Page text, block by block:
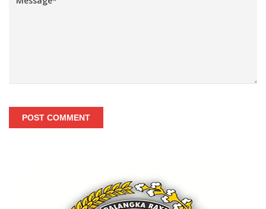
POST COMMENT